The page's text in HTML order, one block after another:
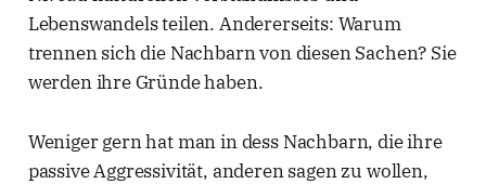
Lebenswandels teilen. Andererseits: Warum
trennen sich die Nachbarn von diesen Sachen? Sie
werden ihre Gründe haben.
Weniger gern hat man in dess Nachbarn, die ihre
passive Aggressivität, anderen sagen zu wollen,